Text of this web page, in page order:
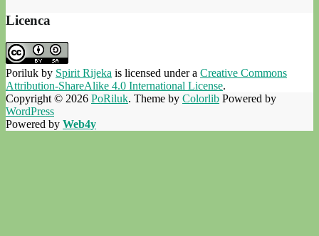
Licenca
Poriluk by Spirit Rijeka is licensed under a Creative Commons
Attribution-ShareAlike 4.0 International License.
Copyright © 2026 PoRiluk. Theme by Colorlib Powered by
WordPress
Powered by Web4y